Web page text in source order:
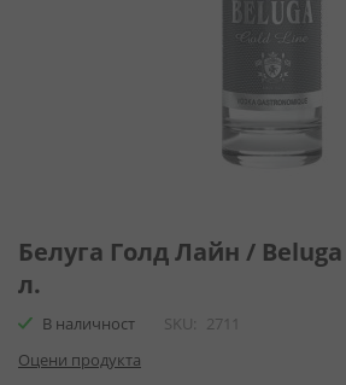
към
началото
на
галерия
снимки
Белуга Голд Лайн /
л.
В наличност SKU
2711
Оцени продукта